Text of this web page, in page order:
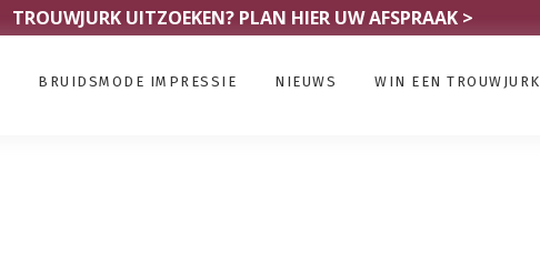
TROUWJURK UITZOEKEN? PLAN HIER UW AFSPRAAK >
BRUIDSMODE IMPRESSIE NIEUWS WIN EEN TROUWJURK